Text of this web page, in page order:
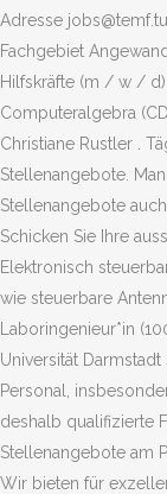
Adresse
Fachgebiet
Hilfskräfte (m / w /
Computeralgebra
Christiane Rustler .
Stellenangebote.
Stellenangebote
Schicken Sie Ihre
Elektronisch
wie steuerbare
Laboringenieur*in
Universität
Personal,
deshalb qualifizierte
Stellenangebote am
Wir bieten für